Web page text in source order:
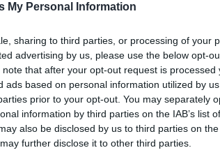
My Personal Information
sharing to third parties, or processing of your
advertising by us, please use the below opt-
that after your opt-out request is processed
ads based on personal information utilized by
prior to your opt-out. You may separately
information by third parties on the IAB’s list
also be disclosed by us to third parties on the
further disclose it to other third parties.